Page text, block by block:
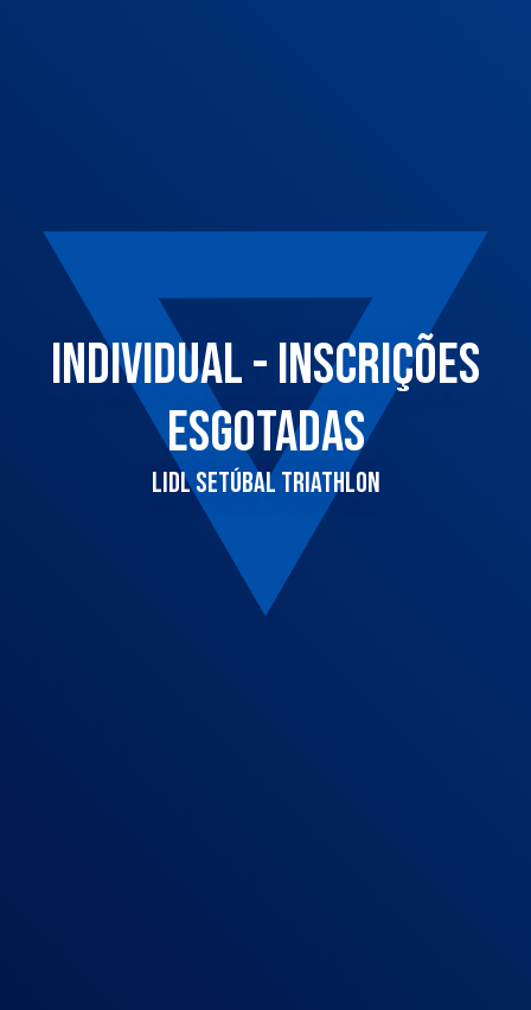
INDIVIDUAL - INSCRIÇÕES
ESGOTADAS
LIDL SETÚBAL TRIATHLON